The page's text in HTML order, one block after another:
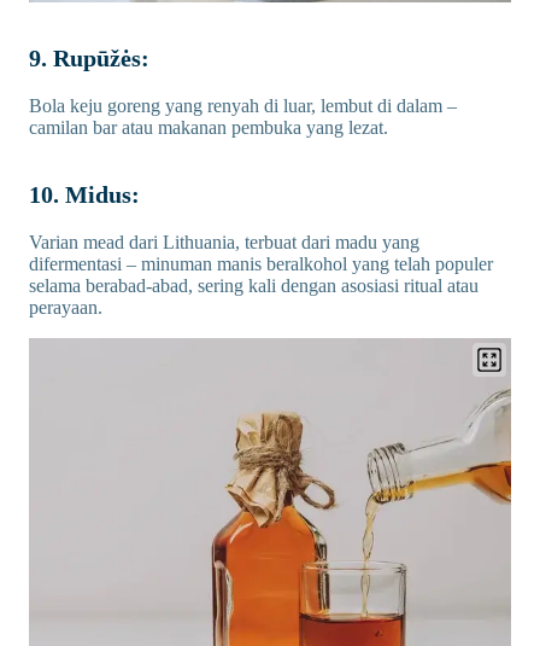
9. Rupūžės:
Bola keju goreng yang renyah di luar, lembut di dalam –
camilan bar atau makanan pembuka yang lezat.
10. Midus:
Varian mead dari Lithuania, terbuat dari madu yang
difermentasi – minuman manis beralkohol yang telah populer
selama berabad-abad, sering kali dengan asosiasi ritual atau
perayaan.